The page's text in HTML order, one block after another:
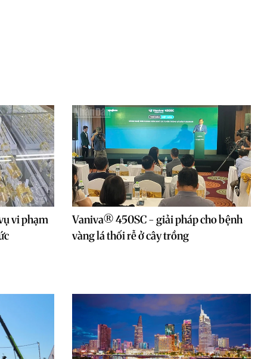
vi phạm
Vaniva® 450SC - giải pháp cho bệnh
vàng lá thối rễ ở cây trồng